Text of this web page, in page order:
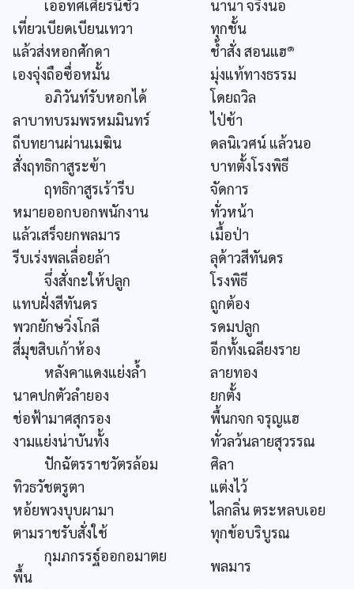
เออทศเศียรนี้ชั่ว
นานา จริงนอ
เที่ยวเบียดเบียนเทวา
ทุกชั้น
แล้วส่งหอกศักดา
ช้ำสั่ง สอนแฮ๑
เองจุ่งถือซื่อหมั้น
มุ่งแท้ทางธรรม
อภิวันท์รับหอกได้
โดยถวิล
ลาบาทบรมพรหมมินทร์
ไป่ช้า
ถีบทยานผ่านเมฆิน
ดลนิเวศน์ แล้วนอ
สั่งฤทธิกาสูระฃ้า
บาทตั้งโรงพิธี
ฤทธิกาสูรเร้ารีบ
จัดการ
หมายออกบอกพนักงาน
ทั่วหน้า
แล้วเสร็จยกพลมาร
เมื้อป่า
รีบเร่งพลเลื่อยล้า
ลุด้าวสีทันดร
จึ่งสั่งกะให้ปลูก
โรงพิธี
แทบฝั่งสีทันดร
ถูกต้อง
พวกยักษวิ่งโกลี
รดมปลูก
สี่มุขสิบเก้าห้อง
อีกทั้งเฉลียงราย
หลังคาแดงแย่งล้ำ
ลายทอง
นาคปกตัวลำยอง
ยกตั้ง
ช่อฟ้ามาศสุกรอง
พื้นกจก จรุญแฮ
งามแย่งน่าบันทั้ง
ทั่วลว้นลายสุวรรณ
ปักฉัตรราชวัตรล้อม
ศิลา
ทิวธวัชตรูตา
แต่งไว้
หอ้ยพวงบุบผามา
ไลกลิ่น ตระหลบเอย
ตามราชรับสั่งใช้
ทุกข้อบริบูรณ
กุมภกรรฐ์ออกอมาตย
พื้น
พลมาร